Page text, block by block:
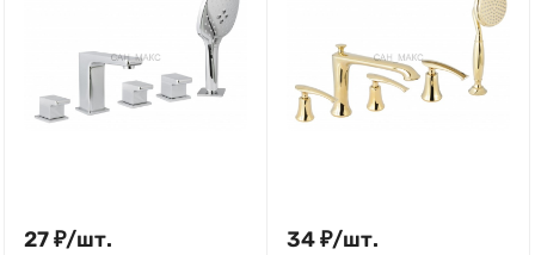
27₽/шт. 34₽/шт.